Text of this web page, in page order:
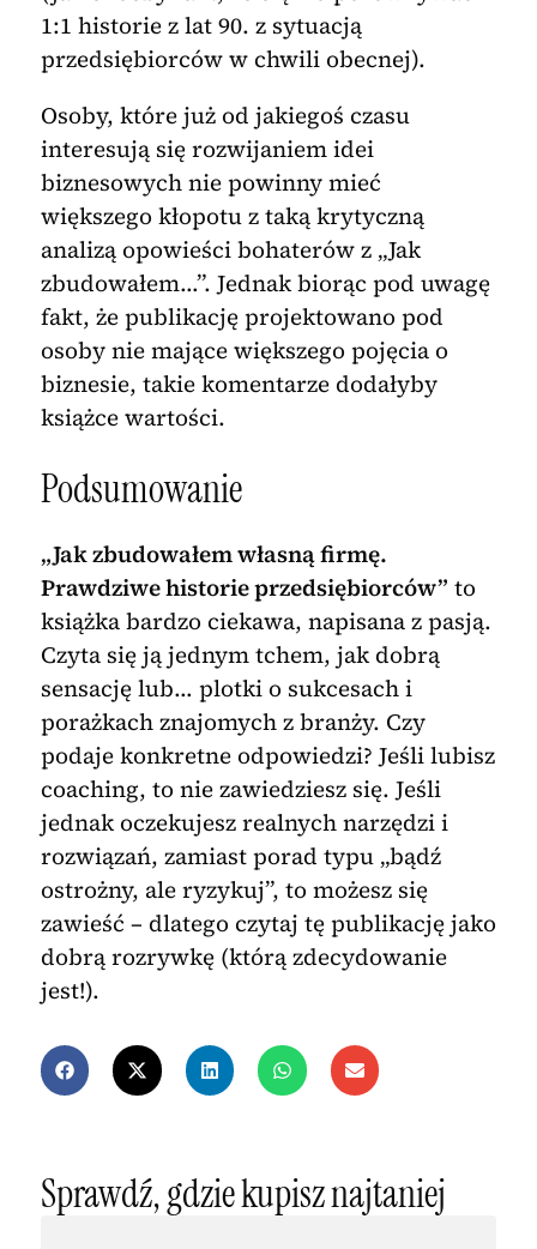
1:1 historie z lat 90. z sytuacją
przedsiębiorców w chwili obecnej).
Osoby, które już od jakiegoś czasu
interesują się rozwijaniem idei
biznesowych nie powinny mieć
większego kłopotu z taką krytyczną
analizą opowieści bohaterów z „Jak
zbudowałem…”. Jednak biorąc pod uwagę
fakt, że publikację projektowano pod
osoby nie mające większego pojęcia o
biznesie, takie komentarze dodałyby
książce wartości.
Podsumowanie
„Jak zbudowałem własną firmę.
Prawdziwe historie przedsiębiorców” to
książka bardzo ciekawa, napisana z pasją.
Czyta się ją jednym tchem, jak dobrą
sensację lub… plotki o sukcesach i
porażkach znajomych z branży. Czy
podaje konkretne odpowiedzi? Jeśli lubisz
coaching, to nie zawiedziesz się. Jeśli
jednak oczekujesz realnych narzędzi i
rozwiązań, zamiast porad typu „bądź
ostrożny, ale ryzykuj”, to możesz się
zawieść – dlatego czytaj tę publikację jako
dobrą rozrywkę (którą zdecydowanie
jest!).
Sprawdź, gdzie kupisz najtaniej